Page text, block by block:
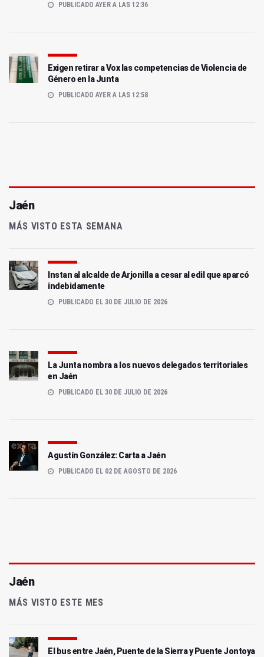
PUBLICADO AYER A LAS 12:36
Exigen retirar a Vox las competencias de Violencia de
Género en la Junta
PUBLICADO AYER A LAS 12:58
Jaén
MÁS VISTO ESTA SEMANA
Instan al alcalde de Arjonilla a cesar al edil que aparcó
indebidamente
PUBLICADO EL 30 DE JULIO DE 2026
La Junta nombra a los nuevos delegados territoriales
en Jaén
PUBLICADO EL 30 DE JULIO DE 2026
Agustín González: Carta a Jaén
PUBLICADO EL 02 DE AGOSTO DE 2026
Jaén
MÁS VISTO ESTE MES
El bus entre Jaén, Puente de la Sierra y Puente Jontoya